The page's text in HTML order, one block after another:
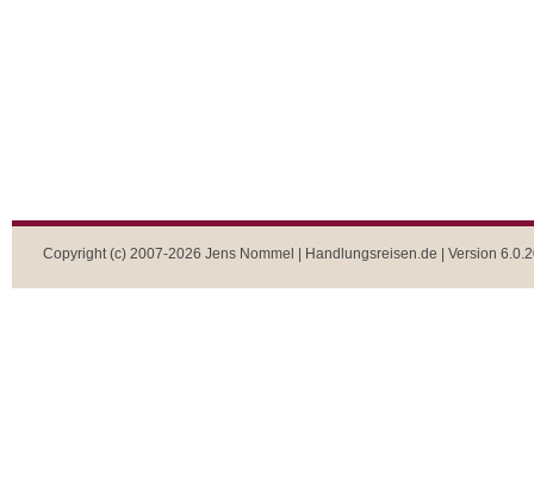
Copyright (c) 2007-2026 Jens Nommel | Handlungsreisen.de | Version